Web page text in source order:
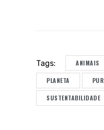
Tags: ANIMAIS
PLANETA
SUSTENTABILIDADE